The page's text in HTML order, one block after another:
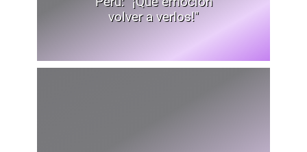
volver a verlos!"